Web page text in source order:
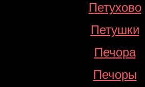
Петухово
Петушки
Печора
Печоры